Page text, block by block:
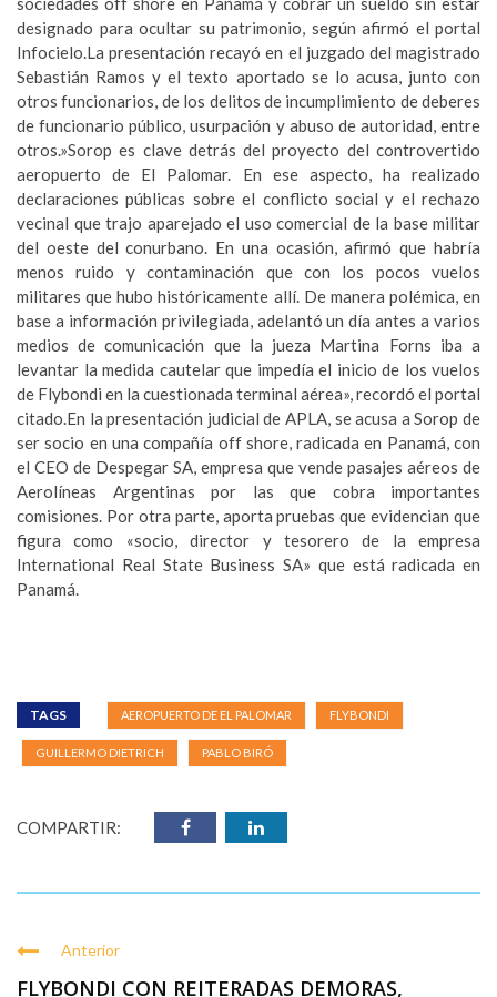
designado para ocultar su patrimonio, según afirmó el portal
Infocielo.La presentación recayó en el juzgado del magistrado
Sebastián Ramos y el texto aportado se lo acusa, junto con
otros funcionarios, de los delitos de incumplimiento de deberes
de funcionario público, usurpación y abuso de autoridad, entre
otros.»Sorop es clave detrás del proyecto del controvertido
aeropuerto de El Palomar. En ese aspecto, ha realizado
declaraciones públicas sobre el conflicto social y el rechazo
vecinal que trajo aparejado el uso comercial de la base militar
del oeste del conurbano. En una ocasión, afirmó que habría
menos ruido y contaminación que con los pocos vuelos
militares que hubo históricamente allí. De manera polémica, en
base a información privilegiada, adelantó un día antes a varios
medios de comunicación que la jueza Martina Forns iba a
levantar la medida cautelar que impedía el inicio de los vuelos
de Flybondi en la cuestionada terminal aérea», recordó el portal
citado.En la presentación judicial de APLA, se acusa a Sorop de
ser socio en una compañía off shore, radicada en Panamá, con
el CEO de Despegar SA, empresa que vende pasajes aéreos de
Aerolíneas Argentinas por las que cobra importantes
comisiones. Por otra parte, aporta pruebas que evidencian que
figura como «socio, director y tesorero de la empresa
International Real State Business SA» que está radicada en
Panamá.
TAGS AEROPUERTO DE EL PALOMAR FLYBONDI
GUILLERMO DIETRICH PABLO BIRÓ
COMPARTIR:
Anterior
FLYBONDI CON REITERADAS DEMORAS,